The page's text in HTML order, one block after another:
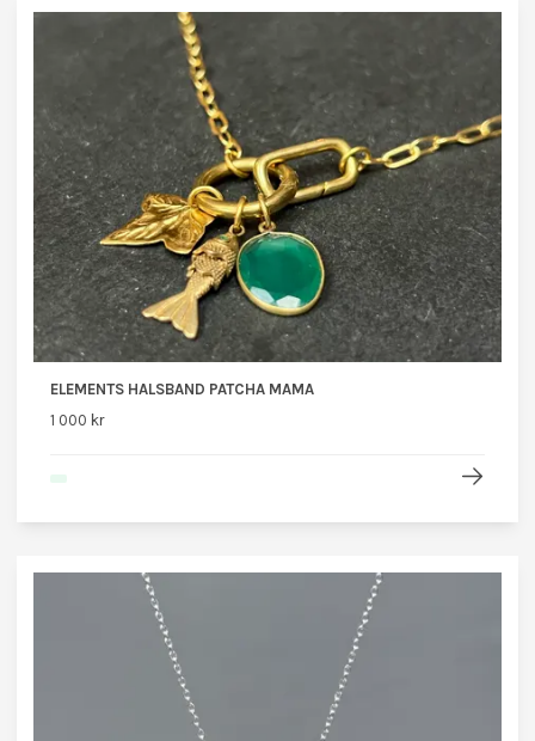
ELEMENTS HALSBAND PATCHA MAMA
1 000 kr